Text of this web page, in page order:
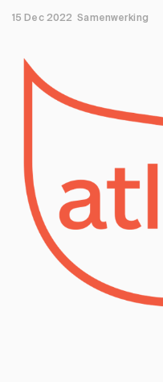
15 Dec 2022 Samenwerking